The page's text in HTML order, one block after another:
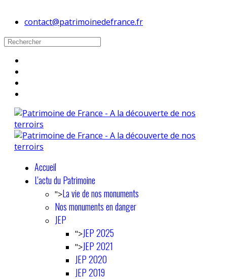
contact@patrimoinedefrance.fr
Accueil
L'actu du Patrimoine
">La vie de nos monuments
Nos monuments en danger
JEP
">JEP 2025
">JEP 2021
JEP 2020
JEP 2019